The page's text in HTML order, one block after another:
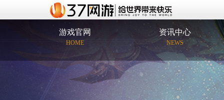
游戏官网
HOME
资讯中心
NEWS